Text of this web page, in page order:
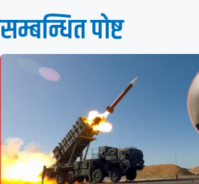
सम्बन्धित पाेष्ट